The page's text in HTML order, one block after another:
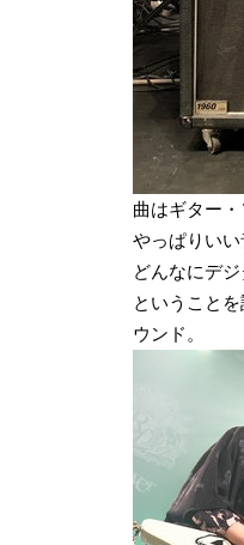
曲はギター
やっぱりい
どんなにデ
ということ
ウンド。